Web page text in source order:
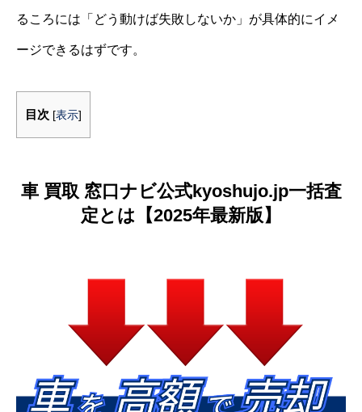
るころには「どう動けば失敗しないか」が具体的にイメ
ージできるはずです。
目次 [表示]
車 買取 窓口ナビ公式kyoshujo.jp一括査
定とは【2025年最新版】